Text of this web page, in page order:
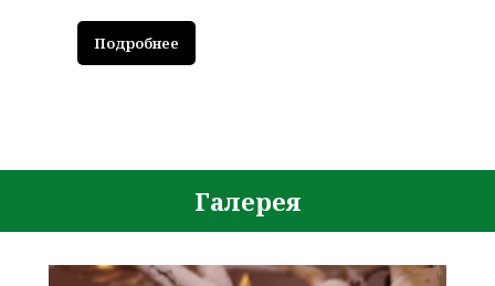
Подробнее
Галерея